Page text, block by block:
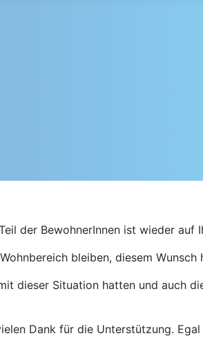
der BewohnerInnen ist wieder auf
bleiben, diesem
dieser Situation hatten und auch
Dank für die Unterstützung.